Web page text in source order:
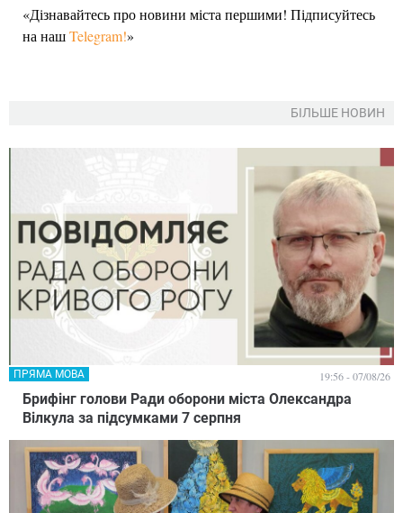
«Дізнавайтесь про новини міста першими! Підписуйтесь
на нашTelegram!»
БІЛЬШЕ НОВИН
Брифінг голови Ради оборони міста Олександра
Вілкула за підсумками 7 серпня
ПРЯМА МОВА 19:56 - 07/08/26